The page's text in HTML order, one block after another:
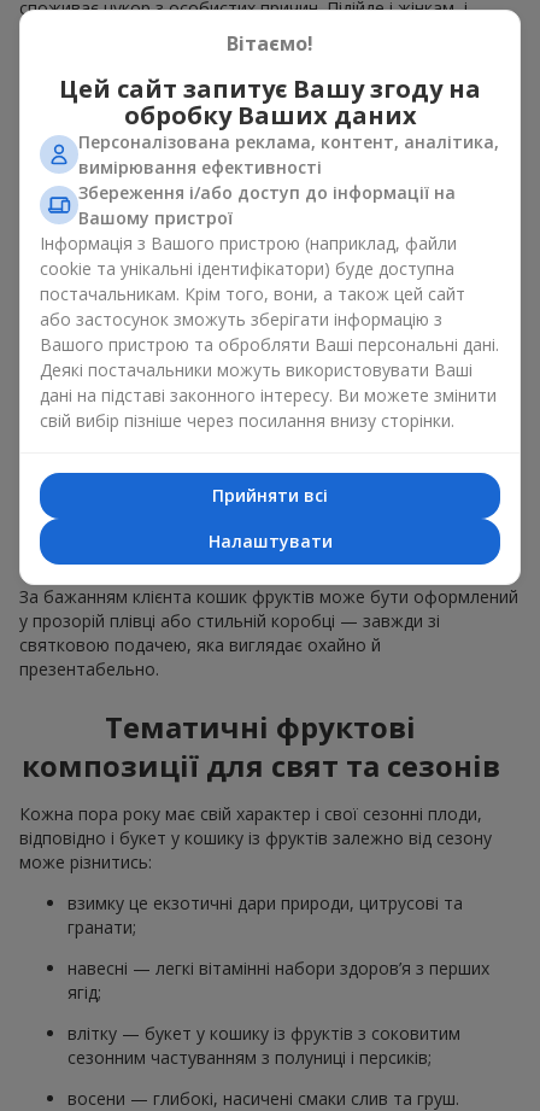
споживає цукор з особистих причин. Підійде і жінкам, і
плодовий мікс. Букет у кошику із фруктів може являти
собою вишукану солодку корзинку або стриманий еко-набір
із сезонних фруктів. Букет у кошику із фруктів, як
натуральний комплімент завжди виглядає доречно і
народження, ідо народження дитини і до певноїбізнес-
події.
Ідеї для оформлення кошика
фруктів у подарунок
Емоційне забарвлення, яке несе букет у кошику із фруктів
залежить від оформлення. Воно має значення не менше,
ніж вміст. Саме святкове оформлення перетворює
звичайний букет у кошику із фруктів на гастрономічний
побажань клієнта, створюючи декор. При формуванні
композиції букет у кошику із фруктів використовуються
натуральні матеріали, продумана упаковка смаку, і звісно
відповідні до події декоративні елементи.
За бажанням клієнта кошик фруктів може бути оформлений
у прозорій плівці або стильній коробці — завжди зі
святковою подачею, яка виглядає охайно й
презентабельно.
Тематичні фруктові
композиції для свят та сезонів
Кожна пора року має свій характер і свої сезонні плоди,
відповідно і букет у кошику із фруктів залежно від сезону
може різнитись:
взимку це екзотичні дари природи, цитрусові та
гранати;
навесні — легкі вітамінні набори здоров’я з перших
ягід;
влітку — букет у кошику із фруктів з соковитим
сезонним частуванням з полуниці і персиків;
восени — глибокі, насичені смаки слив та груш.
Вітаємо!
Цей сайт запитує Вашу згоду на
обробку Ваших даних
Персоналізована реклама, контент, аналітика,
вимірювання ефективності
Збереження і/або доступ до інформації на
Вашому пристрої
Інформація з Вашого пристрою (наприклад, файли
cookie та унікальні ідентифікатори) буде доступна
постачальникам. Крім того, вони, а також цей сайт
або застосунок зможуть зберігати інформацію з
Вашого пристрою та обробляти Ваші персональні дані.
Деякі постачальники можуть використовувати Ваші
дані на підставі законного інтересу. Ви можете змінити
свій вибір пізніше через посилання внизу сторінки.
Прийняти всі
Налаштувати